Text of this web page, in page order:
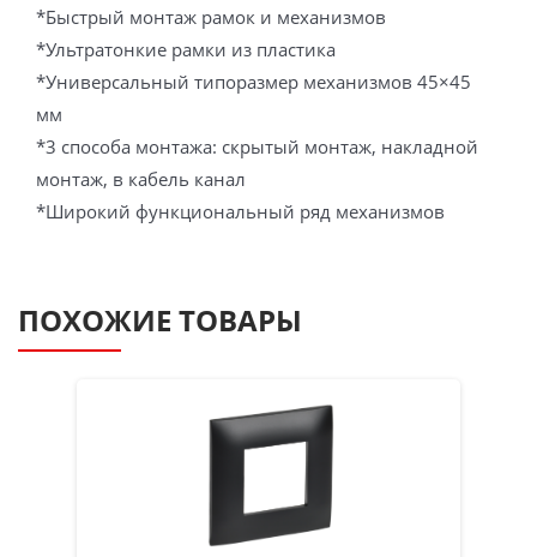
*Быстрый монтаж рамок и механизмов
*Ультратонкие рамки из пластика
*Универсальный типоразмер механизмов 45×45
мм
*3 способа монтажа: скрытый монтаж, накладной
монтаж, в кабель канал
*Широкий функциональный ряд механизмов
ПОХОЖИЕ ТОВАРЫ